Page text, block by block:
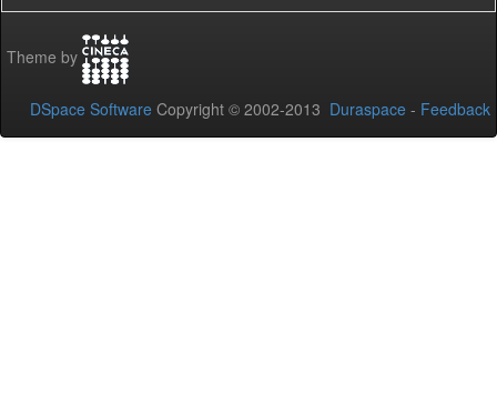
Theme by
DSpace Software Copyright © 2002-2013 Duraspace - Feedback